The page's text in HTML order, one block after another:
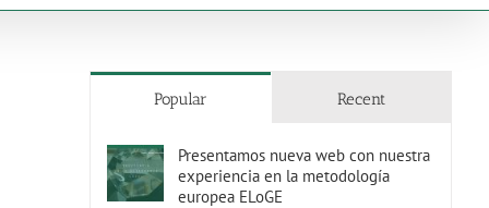
Popular Recent
Presentamos nueva web con nuestra
experiencia en la metodología
europea ELoGE